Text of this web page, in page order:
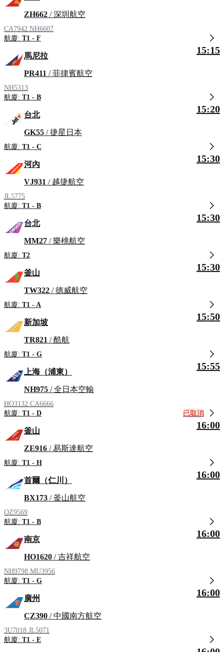
ZH662 / 深圳航空
CA7942 NH6607
航廈: T1 - F
馬尼拉
PR411 / 菲律賓航空
NH5313
航廈: T1 - B
15:15
台北
GK55 / 捷星日本
航廈: T1 - C
15:20
河內
VJ931 / 越捷航空
JL5775
航廈: T1 - B
15:30
台北
MM27 / 樂桃航空
航廈: T2
15:30
釜山
TW322 / 德威航空
航廈: T1 - A
15:30
新加坡
TR821 / 酷航
航廈: T1 - G
15:50
上海（浦東）
NH975 / 全日本空輸
HO3132 CA6666
航廈: T1 - D
15:55
已取消
釜山
ZE916 / 易斯達航空
航廈: T1 - H
16:00
首爾（仁川）
BX173 / 釜山航空
OZ9569
航廈: T1 - B
16:00
南京
HO1620 / 吉祥航空
NH9798 MU3956
航廈: T1 - G
16:00
廣州
CZ390 / 中國南方航空
3U7018 JL5071
航廈: T1 - E
16:00